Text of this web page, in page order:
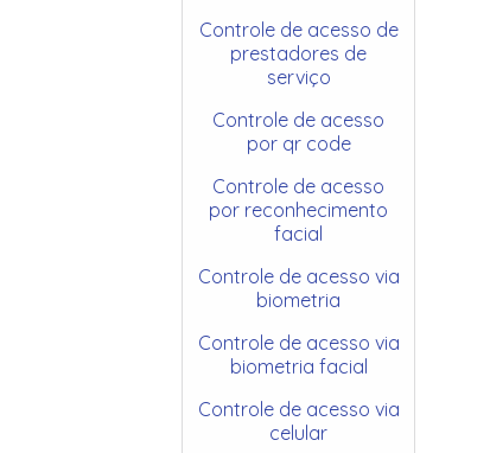
Controle de acesso de
prestadores de
serviço
Controle de acesso
por qr code
Controle de acesso
por reconhecimento
facial
Controle de acesso via
biometria
Controle de acesso via
biometria facial
Controle de acesso via
celular